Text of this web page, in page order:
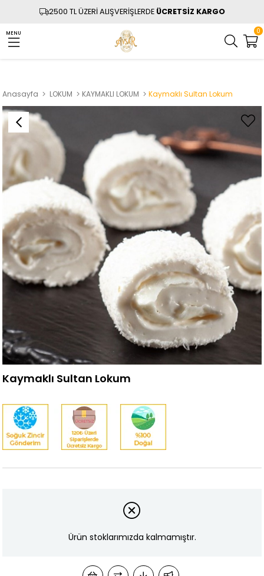
MENU
2500 TL ÜZERİ ALIŞVERİŞLERDE ÜCRETSİZ KARGO
0
Anasayfa LOKUM KAYMAKLI LOKUM Kaymaklı Sultan Lokum
Kaymaklı Sultan Lokum
Ürün stoklarımızda kalmamıştır.